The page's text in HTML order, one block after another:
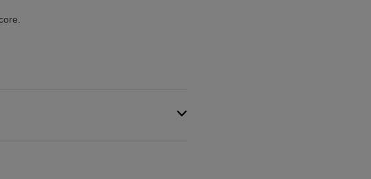
contact met je ogen.